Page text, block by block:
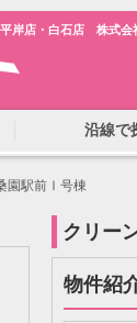
岸店・白石店 株式会
沿線で
園駅前Ⅰ号棟
クリー
物件紹